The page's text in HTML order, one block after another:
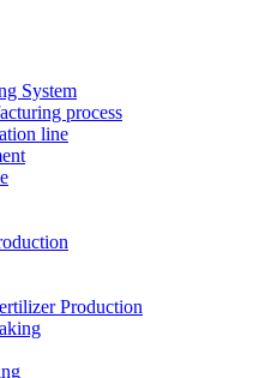
System
process
line
Production